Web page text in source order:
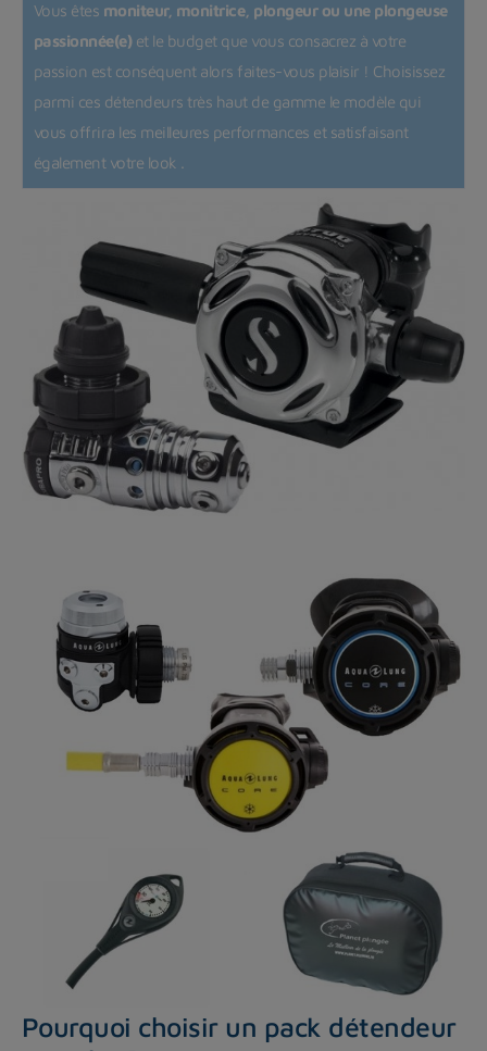
Vous êtes moniteur, monitrice, plongeur ou une plongeuse
passionnée(e)et le budget que vous consacrez à votre
passion est conséquent alors faites-vous plaisir ! Choisissez
parmi ces détendeurs très haut de gamme le modèle qui
vous offrira les meilleures performances et satisfaisant
également votre look .
Pourquoi choisir un pack détendeur